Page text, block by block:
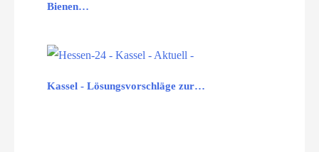
Bienen…
Kassel - Lösungsvorschläge zur…